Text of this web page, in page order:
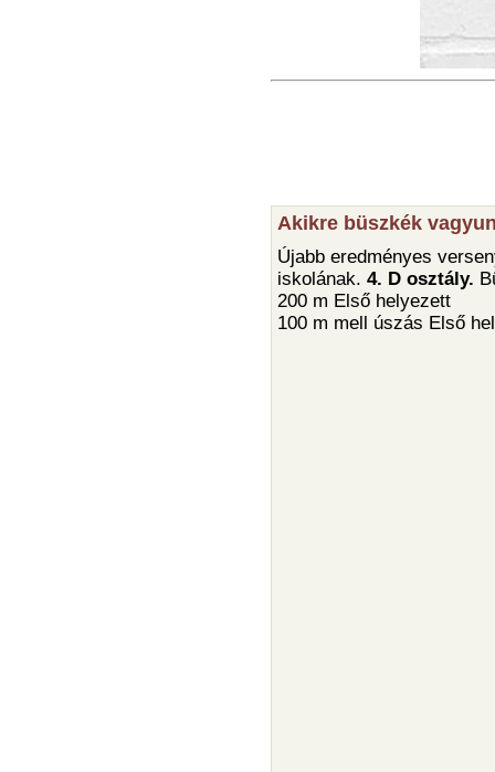
Akikre büszkék
Újabb eredményes
iskolának. 4. D osztály.
200 m Első helyezett
100 m mell úszás Első